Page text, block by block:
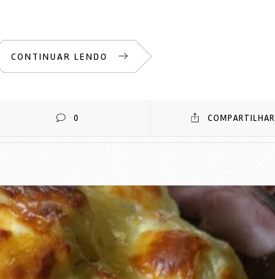
CONTINUAR LENDO
0 COMPARTILHAR